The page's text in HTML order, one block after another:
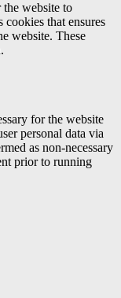
the website to
that ensures
website. These
for the website
personal data via
as non-necessary
prior to running